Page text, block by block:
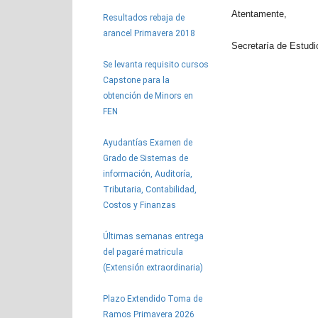
Resultados rebaja de
arancel Primavera 2018
Se levanta requisito cursos
Capstone para la
obtención de Minors en
FEN
Ayudantías Examen de
Grado de Sistemas de
información, Auditoría,
Tributaria, Contabilidad,
Costos y Finanzas
Últimas semanas entrega
del pagaré matricula
(Extensión extraordinaria)
Plazo Extendido Toma de
Ramos Primavera 2026
Atentamente,
Secretaría de